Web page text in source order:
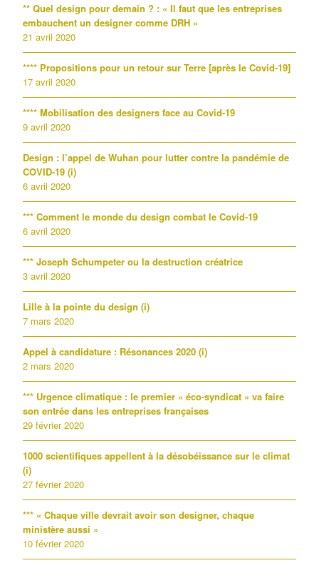
** Quel design pour demain ? : « Il faut que les entreprises
embauchent un designer comme DRH »
21 avril 2020
**** Propositions pour un retour sur Terre [après le Covid-19]
17 avril 2020
**** Mobilisation des designers face au Covid-19
9 avril 2020
Design : l’appel de Wuhan pour lutter contre la pandémie de
COVID-19 (i)
6 avril 2020
*** Comment le monde du design combat le Covid-19
6 avril 2020
*** Joseph Schumpeter ou la destruction créatrice
3 avril 2020
Lille à la pointe du design (i)
7 mars 2020
Appel à candidature : Résonances 2020 (i)
2 mars 2020
*** Urgence climatique : le premier « éco-syndicat » va faire
son entrée dans les entreprises françaises
29 février 2020
1000 scientifiques appellent à la désobéissance sur le climat
(i)
27 février 2020
*** « Chaque ville devrait avoir son designer, chaque
ministère aussi »
10 février 2020